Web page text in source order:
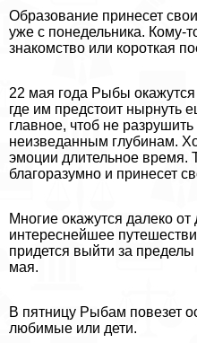
Образование принесет
уже с понедельника. Кому-
знакомство или короткая
22 мая года Рыбы
где им предстоит нырнуть
главное, чтоб не
неизведанным глубинам.
эмоции длительное время.
благоразумно и принесет
Многие окажутся далеко
интереснейшее
придется выйти за
мая.
В пятницу Рыбам повезет
любимые или дети.